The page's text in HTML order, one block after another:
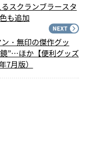
スクランブラースタ
も追加
・無印の傑作グッ
”…ほか【便利グッズ
7月版）